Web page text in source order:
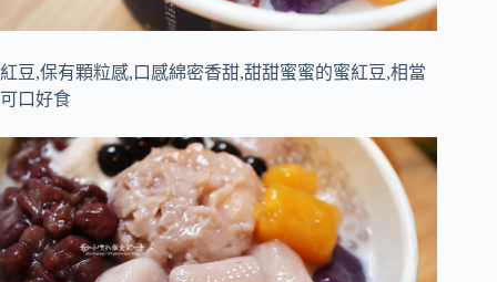
紅豆,保有顆粒感,口感綿密香甜,甜甜蜜蜜的蜜紅豆,相當
可口好食